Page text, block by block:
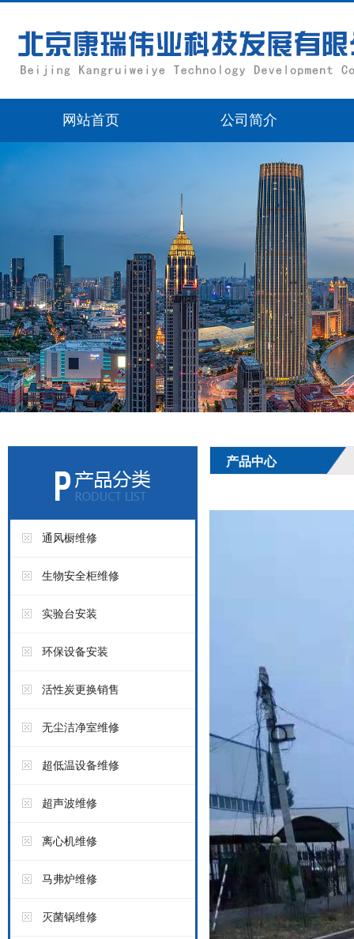
网站首页 公司简介
通风橱维修
生物安全柜维修
实验台安装
环保设备安装
活性炭更换销售
无尘洁净室维修
超低温设备维修
超声波维修
离心机维修
马弗炉维修
灭菌锅维修
产品中心